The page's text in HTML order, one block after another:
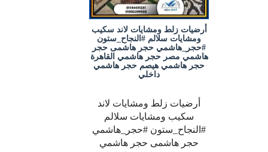
أرضيات زلط ومشايات لاند سكيب
ومشايات سلالم #النجاح_ستون
#حجر_هاشمي حجر هاشمى حجر
هاشمي مصر حجر هاشمي القاهرة
حجر هاشمي هيصم حجر هاشمي
داخلي
أرضيات زلط ومشايات لاند
سكيب ومشايات سلالم
#النجاح_ستون #حجر_هاشمي
حجر هاشمى حجر هاشمي